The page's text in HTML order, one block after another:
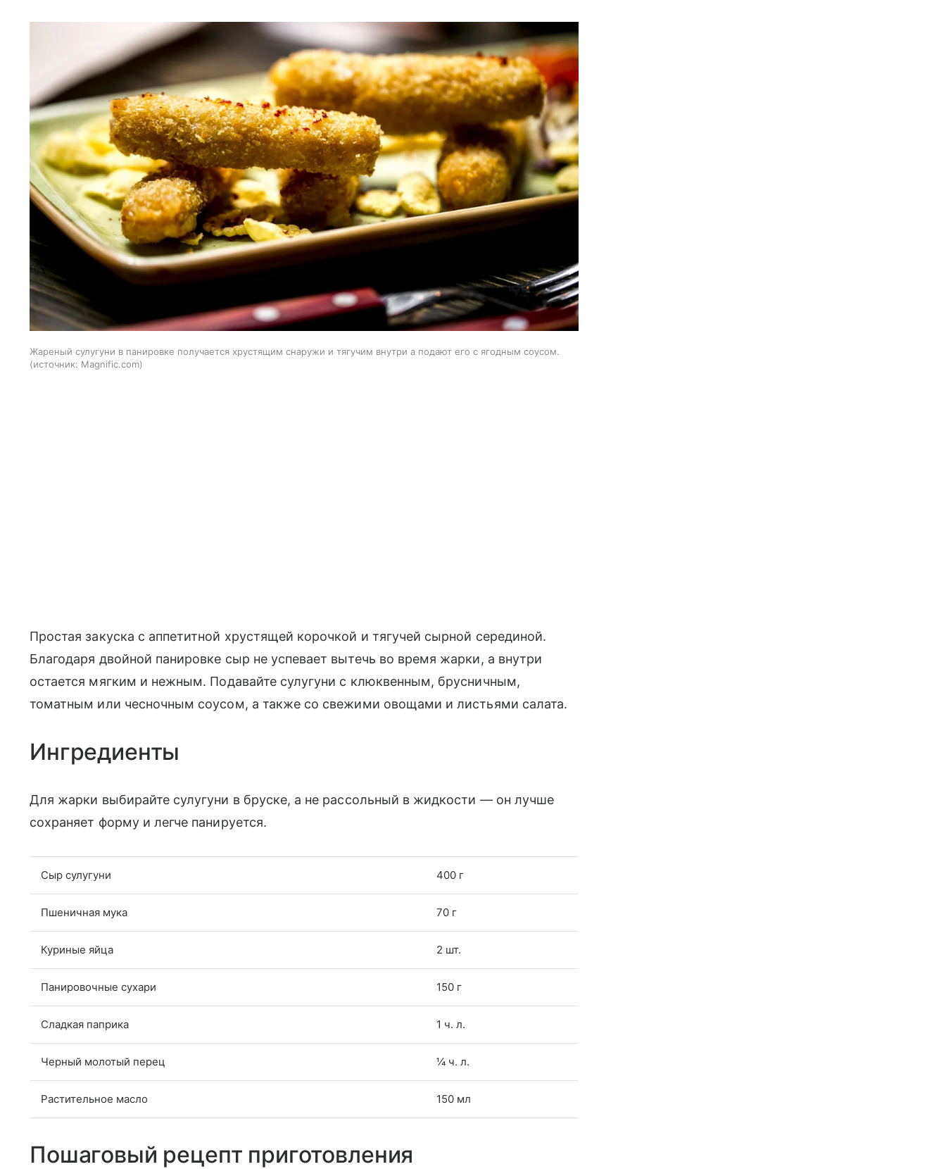
Жареный сулугуни в панировке получается хрустящим снаружи и тягучим внутри а подают его с ягодным соусом.
источник: Magnific.com
Простая закуска с аппетитной хрустящей корочкой и тягучей сырной серединой.
Благодаря двойной панировке сыр не успевает вытечь во время жарки, а внутри
остается мягким и нежным. Подавайте сулугуни с клюквенным, брусничным,
томатным или чесночным соусом, а также со свежими овощами и листьями салата.
Ингредиенты
Для жарки выбирайте сулугуни в бруске, а не рассольный в жидкости — он лучше
сохраняет форму и легче панируется.
Сыр сулугуни 400 г
Пшеничная мука 70 г
Куриные яйца 2 шт.
Панировочные сухари 150 г
Сладкая паприка 1 ч. л.
Черный молотый перец ¼ ч. л.
Растительное масло 150 мл
Пошаговый рецепт приготовления